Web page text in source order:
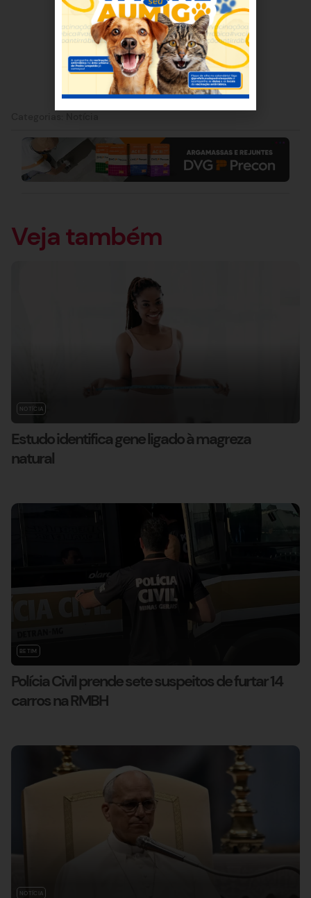
Veja também
NOTÍCIA
Estudo identifica gene ligado à magreza
natural
BETIM
Polícia Civil prende sete suspeitos de furtar 14
carros na RMBH
NOTÍCIA